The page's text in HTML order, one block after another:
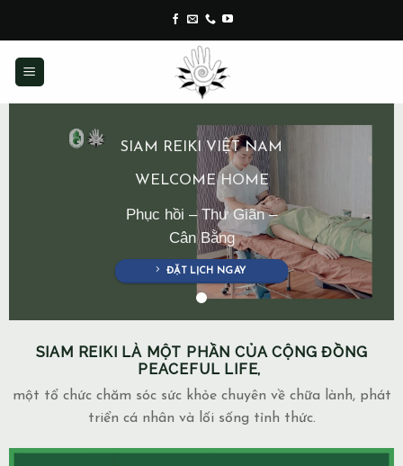
content
SIAM REIKI VIỆT NAM
WELCOME HOME
Phục hồi – Thư Giãn –
Cân Bằng
ĐẶT LỊCH NGAY
SIAM REIKI LÀ MỘT PHẦN CỦA CỘNG ĐỒNG
PEACEFUL LIFE,
một tổ chức chăm sóc sức khỏe chuyên về chữa lành, phát
triển cá nhân và lối sống tỉnh thức.